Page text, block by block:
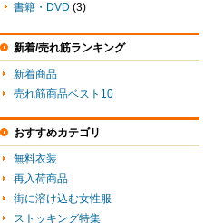
書籍・DVD (3)
新着/売れ筋ランキング
新着商品
売れ筋商品ベスト10
おすすめカテゴリ
無料衣装
再入荷商品
街に溶け込む女性服
ストッキング特集